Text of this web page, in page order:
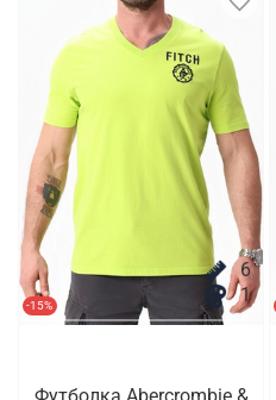
-15%
6
1
Футболка Abercrombie &